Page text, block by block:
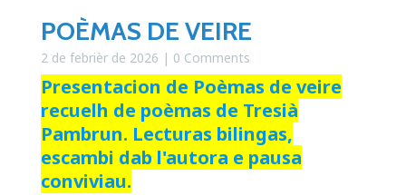
POÈMAS DE VEIRE
2 de febrièr de 2026 | 0 Comments
Presentacion de Poèmas de veire
recuelh de poèmas de Tresià
Pambrun. Lecturas bilingas,
escambi dab l'autora e pausa
conviviau.